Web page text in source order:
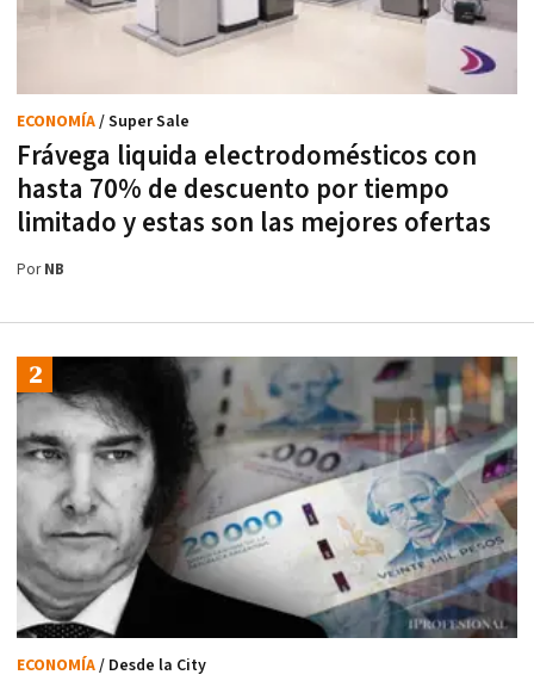
Frávega liquida electrodomésticos con
hasta 70% de descuento por tiempo
limitado y estas son las mejores ofertas
ECONOMÍA/ Super Sale
PorNB
ECONOMÍA/ Desde la City